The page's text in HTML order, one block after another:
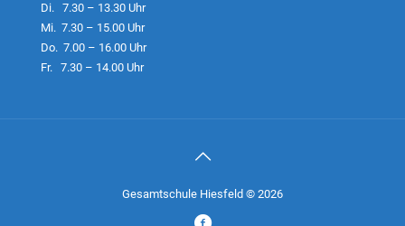
Di. 7.30 – 13.30 Uhr
Mi. 7.30 – 15.00 Uhr
Do. 7.00 – 16.00 Uhr
Fr. 7.30 – 14.00 Uhr
Gesamtschule Hiesfeld © 2026